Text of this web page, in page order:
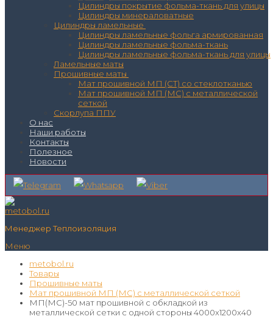
Цилиндры покрытие фольма-ткань для улицы
Цилиндры минераловатные
Цилиндры ламельные
Цилиндры ламельные фольга армированная
Цилиндры ламельные фольма-ткань
Цилиндры ламельные фольма-ткань для улицы
Ламельные маты
Прошивные маты
Мат прошивной МП (СТ) со стеклотканью
Мат прошивной МП (МС) с металлической
сеткой
Скорлупа ППУ
О нас
Наши работы
Контакты
Полезное
Новости
Менеджер Теплоизоляция
Меню
metobol.ru
Товары
Прошивные маты
Мат прошивной МП (МС) с металлической сеткой
МП(МС)-50 мат прошивной с обкладкой из
металлической сетки с одной стороны 4000x1200x40